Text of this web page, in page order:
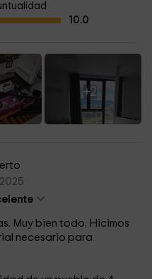
10.0
+2
Muy bien todo. Hicimos
necesario para